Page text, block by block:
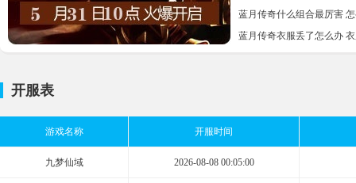
蓝月传奇什么组合最厉害
蓝月传奇衣服丢了怎么办
开服表
游戏名称 开服时间
九梦仙域 2026-08-08 00:05:00